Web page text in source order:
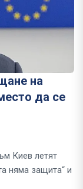
на
да се
Киев летят
няма защита“ и